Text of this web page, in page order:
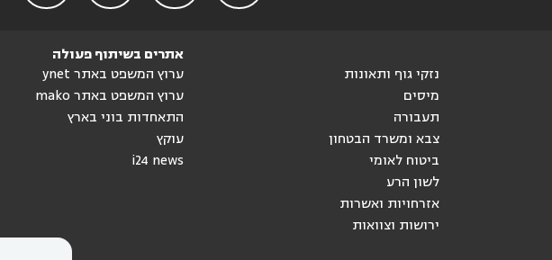
נזקי גוף ותאונות
מיסים
תעבורה
צבא ומשרד הבטחון
ביטוח לאומי
לשון הרע
אזרחויות ואשרות
ירושות וצוואות
אתרים בשיתוף פעולה
ערוץ המשפט באתר ynet
ערוץ המשפט באתר mako
התאחדות בוני בארץ
עוקץ
i24 news